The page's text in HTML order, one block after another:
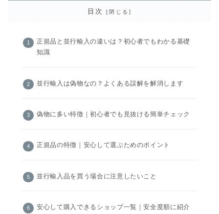
目次
正規品と並行輸入の違いは？初心者でもわかる基礎
知識
並行輸入は偽物なの？よくある誤解を解消します
偽物に多い特徴｜初心者でも見抜ける簡単チェック
正規品の特徴｜安心して選ぶためのポイント
並行輸入品を買う場合に注意したいこと
安心して購入できるショップ一覧｜安全度順に紹介